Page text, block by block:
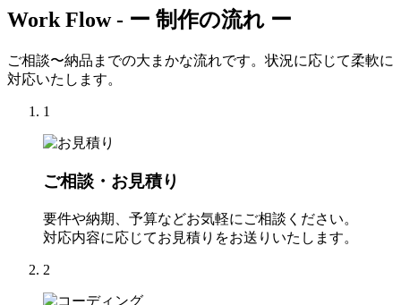
Work Flow - ー 制作の流れ ー
ご相談〜納品までの大まかな流れです。状況に応じて柔軟に
対応いたします。
1
ご相談・お見積り
要件や納期、予算などお気軽にご相談ください。
対応内容に応じてお見積りをお送りいたします。
2